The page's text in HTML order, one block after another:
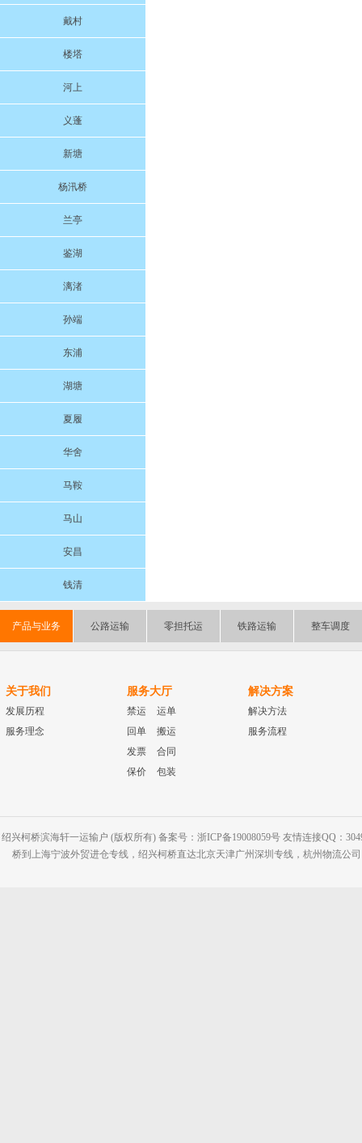
戴村
楼塔
河上
义蓬
新塘
杨汛桥
兰亭
鉴湖
漓渚
孙端
东浦
湖塘
夏履
华舍
马鞍
马山
安昌
钱清
产品与业务 公路运输 零担托运 铁路运输 整车调度
关于我们
发展历程
服务理念
服务大厅
禁运
运单
回单
搬运
发票
合同
保价
包装
解决方案
解决方法
服务流程
绍兴柯桥滨海轩一运输户 (版权所有) 备案号：浙ICP备19008059号 友情连接QQ：
桥到上海宁波外贸进仓专线，绍兴柯桥直达北京天津广州深圳专线，杭州物流公